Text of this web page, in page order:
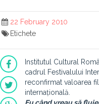
22 February 2010
Etichete
Institutul Cultural
cadrul Festivalului
reconfirmat valoarea
internațională.